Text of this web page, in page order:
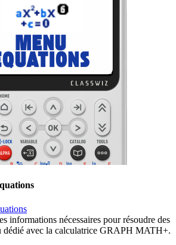
informations nécessaires pour résoudre des
dédié avec la calculatrice GRAPH MATH+.